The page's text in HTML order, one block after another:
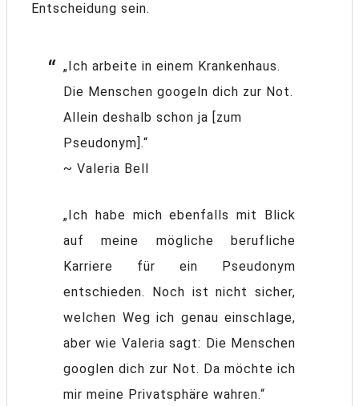
Entscheidung sein.
„Ich arbeite in einem Krankenhaus.
Die Menschen googeln dich zur Not.
Allein deshalb schon ja [zum
Pseudonym].“
~ Valeria Bell
„Ich habe mich ebenfalls mit Blick
auf meine mögliche berufliche
Karriere für ein Pseudonym
entschieden. Noch ist nicht sicher,
welchen Weg ich genau einschlage,
aber wie Valeria sagt: Die Menschen
googlen dich zur Not. Da möchte ich
mir meine Privatsphäre wahren.“